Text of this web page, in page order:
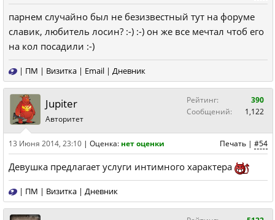
парнем случайно был не безизвестный тут на форуме
славик, любитель лосин? :-) :-) он же все мечтал чтоб его
на кол посадили :-)
| ПМ | Визитка | Email | Дневник
Jupiter
Авторитет
Рейтинг:
390
Сообщений:
1,122
Печать | #54
13 Июня 2014, 23:10 | Оценка: нет оценки
Девушка предлагает услуги интимного характера
| ПМ | Визитка | Дневник